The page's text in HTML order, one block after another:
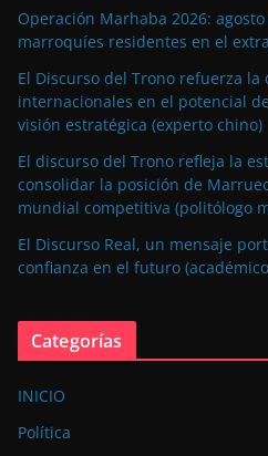
Operación Marhaba 2026:
marroquíes residentes en el
El Discurso del Trono refuerza
internacionales en el potencial
visión estratégica (experto chino)
El discurso del Trono refleja la
consolidar la posición de
mundial competitiva (politólogo
El Discurso Real, un mensaje
confianza en el futuro
Categorías
INICIO
Política